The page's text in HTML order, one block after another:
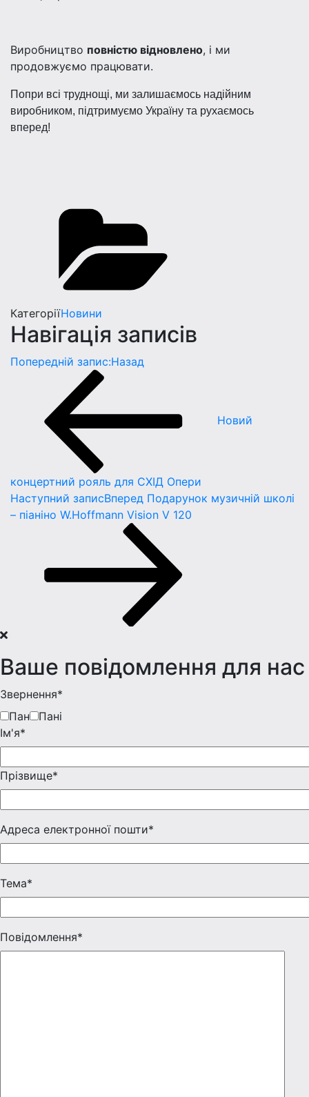
Виробництво повністю відновлено, і ми
продовжуємо працювати.
Попри всі труднощі, ми залишаємось надійним
виробником, підтримуємо Україну та рухаємось
вперед!
КатегоріїНовини
Навігація записів
Попередній запис:Назад
Новий
концертний рояль для СХІД Опери
Наступний записВперед Подарунок музичній школі
– піаніно W.Hoffmann Vision V 120
Ваше повідомлення для нас
Звернення*
Пан
Пані
Iм'я*
Прізвище*
Адреса електронної пошти*
Тема*
Повідомлення*